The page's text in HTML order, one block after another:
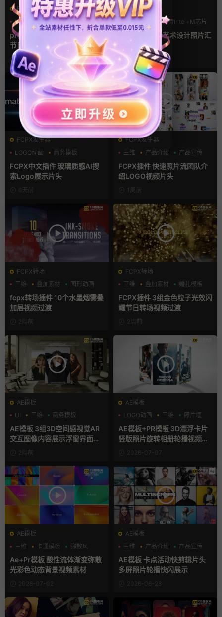
PR基本图形mogrt
LOGO动画
PR基本图形
复古风
pr模板 做旧撕纸拼贴风格播客
节目开场介绍动态宣传动画PR
模版3天前
FCPX发生器
LOGO动画
支持Intel+M芯片
汇聚
fcpx片头插件 艺术设计照片汇
聚LOGO动画
3天前
FCPX发生器
LOGO动画
商务模板
支持Intel+M芯片
FCPX中文插件 玻璃质感AI搜
索Logo展示片头
6天前
FCPX发生器
三维
产品介绍 产品宣传
FCPX插件 快速照片流团队介
绍LOGO视频片头
1周前
FCPX转场
三维
叠加素材 图形动画
fcpx转场插件 10个水墨烟雾叠
加层视频过渡
2周前
FCPX转场
三维
叠加素材 婚礼模板
FCPX插件 3组金色粒子光效闪
耀节日转场视频过渡
2周前
AE模板
UI
三维 商务模板
AE模板 3组3D空间感视觉AR
交互图像内容展示浮窗界面动
2周前
AE模板
LOGO动画
三维 照片墙
AE模板+PR模板 3D漂浮卡片
竖版照片旋转相册轮播视频片
2026-07-07
AE模板
三维
卡通模板 弥散风
Ae+Pr模板 酸性流体渐变弥散
光彩色动态背景视频素材
2026-07-02
AE模板
三维
产品介绍 产品宣传
AE模板 卡点活动快剪辑片头
多屏照片轮播快闪展示
2026-06-28